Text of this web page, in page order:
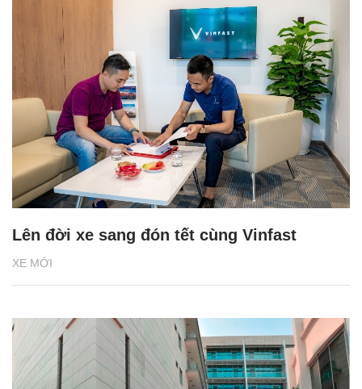
XE MỚI
Lên đời xe sang đón tết cùng Vinfast